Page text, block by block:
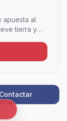
apuesta al
tierra y
Contactar